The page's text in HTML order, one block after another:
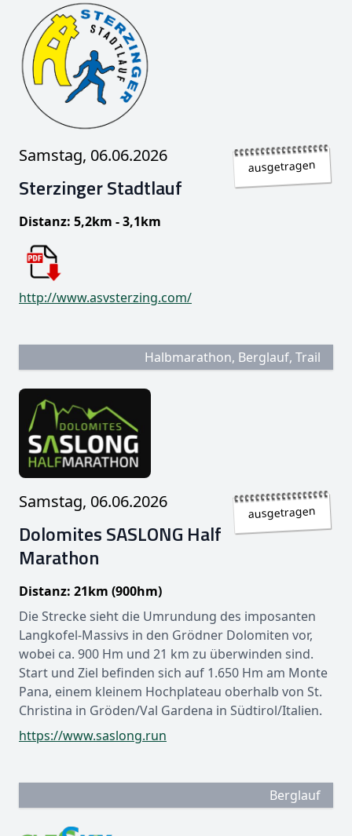
ausgetragen
Samstag, 06.06.2026
Sterzinger Stadtlauf
Distanz: 5,2km - 3,1km
http://www.asvsterzing.com/
Halbmarathon, Berglauf, Trail
ausgetragen
Samstag, 06.06.2026
Dolomites SASLONG Half
Marathon
Distanz: 21km (900hm)
Die Strecke sieht die Umrundung des imposanten
Langkofel-Massivs in den Grödner Dolomiten vor,
wobei ca. 900 Hm und 21 km zu überwinden sind.
Start und Ziel befinden sich auf 1.650 Hm am Monte
Pana, einem kleinem Hochplateau oberhalb von St.
Christina in Gröden/Val Gardena in Südtirol/Italien.
https://www.saslong.run
Berglauf